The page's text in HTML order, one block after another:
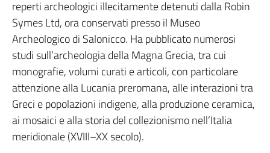
reperti archeologici illecitamente detenuti dalla Robin
Symes Ltd, ora conservati presso il Museo
Archeologico di Salonicco. Ha pubblicato numerosi
studi sull’archeologia della Magna Grecia, tra cui
monografie, volumi curati e articoli, con particolare
attenzione alla Lucania preromana, alle interazioni tra
Greci e popolazioni indigene, alla produzione ceramica,
ai mosaici e alla storia del collezionismo nell’Italia
meridionale (XVIII–XX secolo).